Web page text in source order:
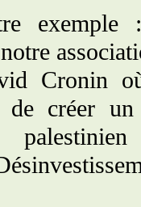
Cronin
de créer